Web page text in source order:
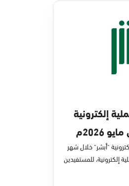
عملية إلكترونية
"أبشر" خلال شهر
43,722,443 عملية إلكترونية، للمستفيدين